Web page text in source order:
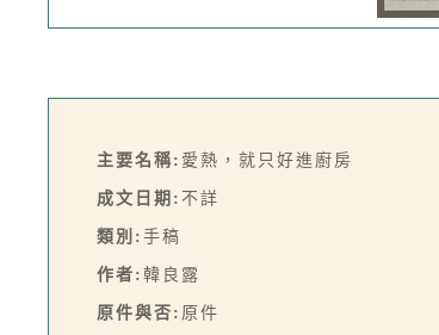
主要名稱: 愛熱，就只好進廚房
成文日期: 不詳
類別: 手稿
作者: 韓良露
原件與否: 原件